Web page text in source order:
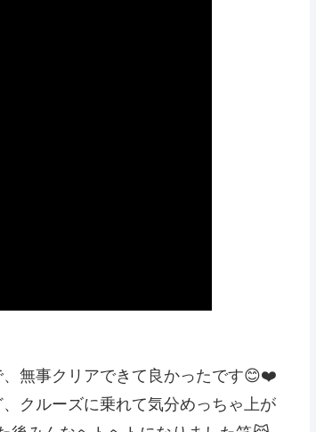
無事クリアできて良かったです😊❤️
クルーズに乗れて気分めっちゃ上が